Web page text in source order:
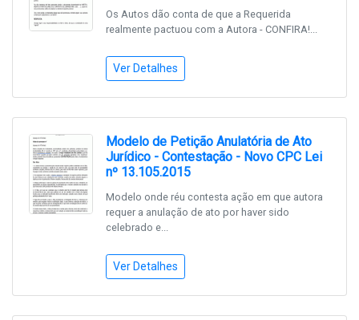
Os Autos dão conta de que a Requerida
realmente pactuou com a Autora - CONFIRA!...
Ver Detalhes
Modelo de Petição Anulatória de Ato
Jurídico - Contestação - Novo CPC Lei
nº 13.105.2015
Modelo onde réu contesta ação em que autora
requer a anulação de ato por haver sido
celebrado e...
Ver Detalhes